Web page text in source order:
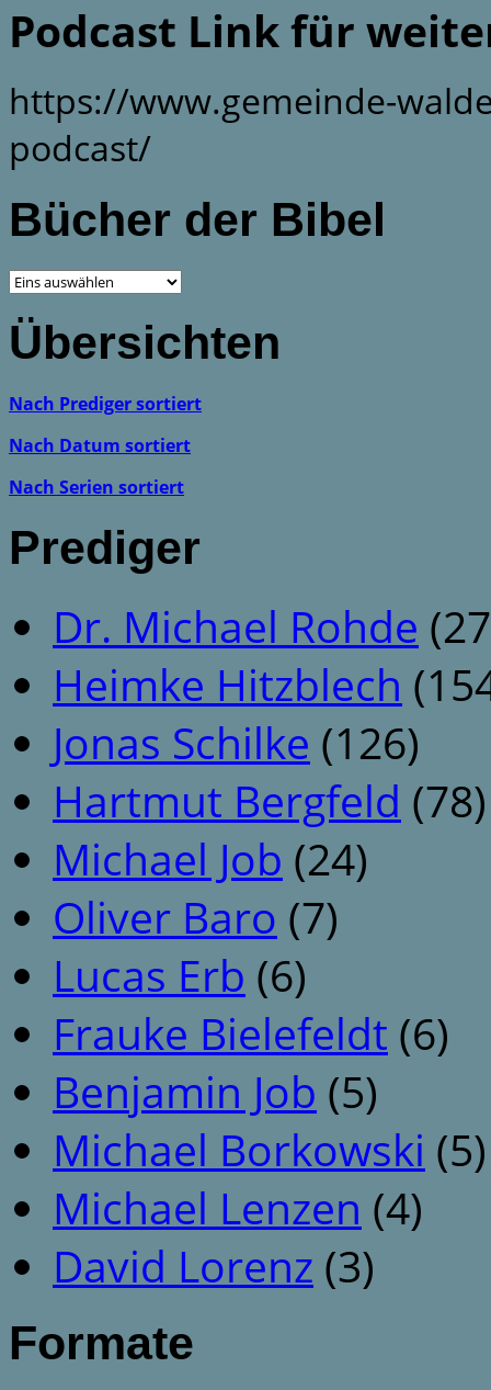
Podcast Link für
https://www.gemeinde-
podcast/
Bücher der Bibel
Übersichten
Nach Prediger sortiert
Nach Datum sortiert
Nach Serien sortiert
Prediger
Dr. Michael Rohde
Heimke Hitzblech
Jonas Schilke (126)
Hartmut Bergfeld (78)
Michael Job (24)
Oliver Baro (7)
Lucas Erb (6)
Frauke Bielefeldt (6)
Benjamin Job (5)
Michael Borkowski (5)
Michael Lenzen (4)
David Lorenz (3)
Formate